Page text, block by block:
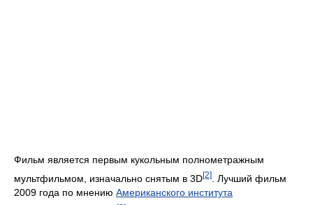
Фильм является первым кукольным полнометражным
мультфильмом, изначально снятым в 3D[2]
. Лучший фильм
2009 года по мнению Американского института